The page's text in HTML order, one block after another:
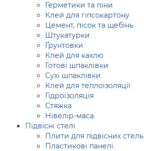
Герметики та піни
Клей для гіпсокартону
Цемент, пісок та щебінь
Штукатурки
Ґрунтовки
Клей для кахлю
Готові шпаклівки
Сухі шпаклівки
Клей для теплоізоляції
Гідроізоляція
Стяжка
Нівелір-маса
Підвісні стелі
Плити для підвісних стель
Пластикові панелі